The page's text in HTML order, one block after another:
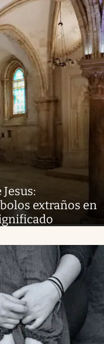
extraños en